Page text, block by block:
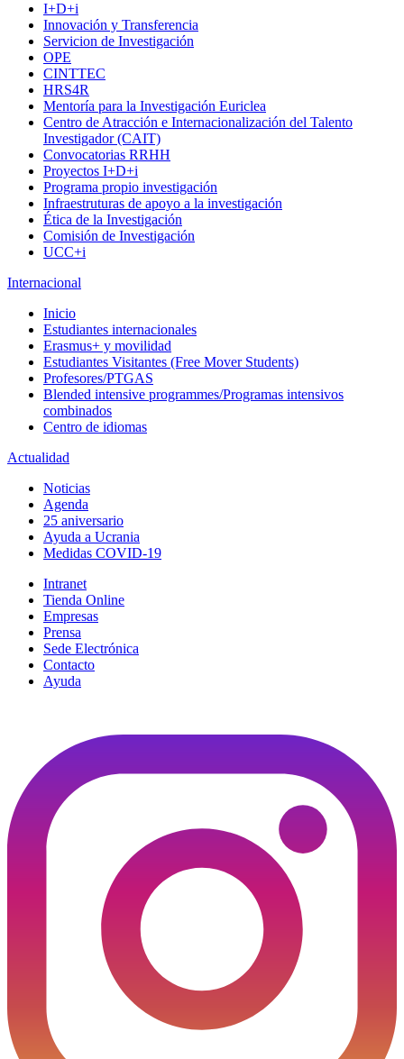
I+D+i
Innovación y Transferencia
Servicion de Investigación
OPE
CINTTEC
HRS4R
Mentoría para la Investigación Euriclea
Centro de Atracción e Internacionalización del Talento
Investigador (CAIT)
Convocatorias RRHH
Proyectos I+D+i
Programa propio investigación
Infraestruturas de apoyo a la investigación
Ética de la Investigación
Comisión de Investigación
UCC+i
Internacional
Inicio
Estudiantes internacionales
Erasmus+ y movilidad
Estudiantes Visitantes (Free Mover Students)
Profesores/PTGAS
Blended intensive programmes/Programas intensivos
combinados
Centro de idiomas
Actualidad
Noticias
Agenda
25 aniversario
Ayuda a Ucrania
Medidas COVID-19
Intranet
Tienda Online
Empresas
Prensa
Sede Electrónica
Contacto
Ayuda